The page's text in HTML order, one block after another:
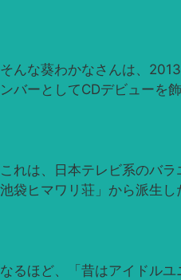
そんな葵わかなさんは、2013
ンバーとしてCDデビューを
これは、日本テレビ系のバ
池袋ヒマワリ荘」から派生し
なるほど、「昔はアイドル